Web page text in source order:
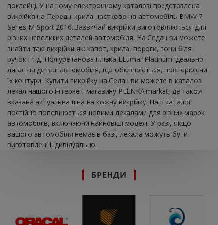
поклейці. У нашому електронному каталозі представлена ​​
викрійка на Передні крила частково на автомобіль BMW 7
Series M-Sport 2016. Зазвичай викрійки виготовляються для
різних невеликих деталей автомобіля. На Седан ви можете
знайти такі викрійки як: капот, крила, пороги, зони біля
ручок і т.д. Поліуретанова плівка LLumar Platinum ідеально
лягає на деталі автомобіля, що обклеюються, повторюючи
їх контури. Купити викрійку на Седан ви можете в каталозі
лекал нашого інтернет-магазину PLENKA.market, де також
вказана актуальна ціна на кожну викрійку. Наш каталог
постійно поповнюється новими лекалами для різних марок
автомобілів, включаючи найновіші моделі. У разі, якщо
вашого автомобіля немає в базі, лекала можуть бути
виготовлені індивідуально.
БРЕНДИ